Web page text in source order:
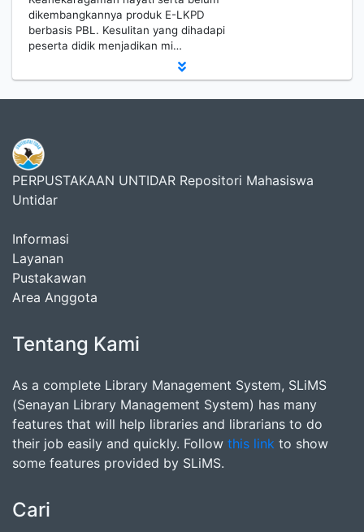
dikembangkannya produk E-LKPD
berbasis PBL. Kesulitan yang dihadapi
peserta didik menjadikan mi…
PERPUSTAKAAN UNTIDAR Repositori Mahasiswa
Untidar
Informasi
Layanan
Pustakawan
Area Anggota
Tentang Kami
As a complete Library Management System, SLiMS
(Senayan Library Management System) has many
features that will help libraries and librarians to do
their job easily and quickly. Follow this link to show
some features provided by SLiMS.
Cari